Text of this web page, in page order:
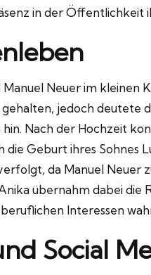
in der Öffentlichkeit
Neuer im kleinen
jedoch deutete
hin. Nach der Hochzeit
die Geburt ihres Sohnes
da Manuel Neuer
übernahm dabei die
Interessen
Social